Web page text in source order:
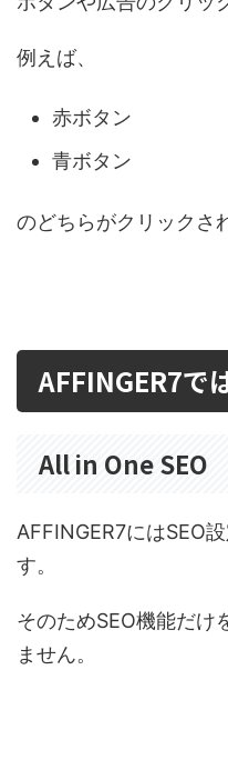
例えば、
赤ボタン
青ボタン
のどちらがクリックさ
AFFINGER7で
All in One SEO
AFFINGER7にはSEO
す。
そのためSEO機能だけ
ません。